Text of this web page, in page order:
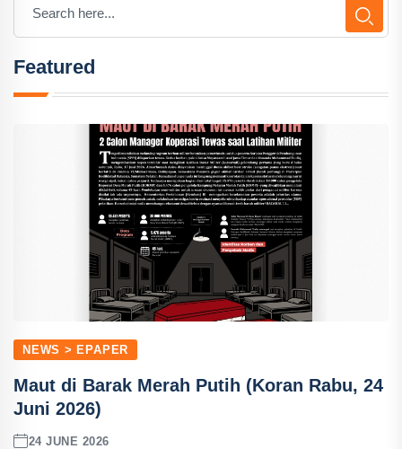
Featured
NEWS > EPAPER
Maut di Barak Merah Putih (Koran Rabu, 24
Juni 2026)
24 JUNE 2026